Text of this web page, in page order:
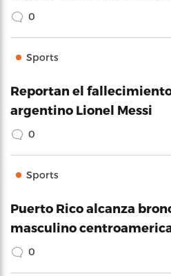
0
Sports
Reportan el
argentino Lionel Messi
0
Sports
Puerto Rico alcanza
masculino
0